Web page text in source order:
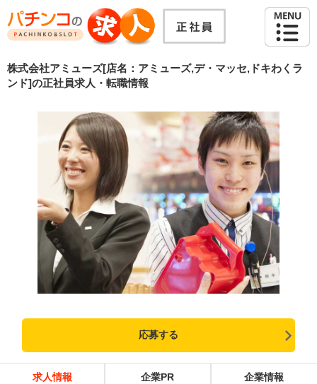
株式会社アミューズ[店名：アミューズ,デ・マッセ,ドキわくラ
ンド]の正社員求人・転職情報
応募する
求人情報 企業PR 企業情報